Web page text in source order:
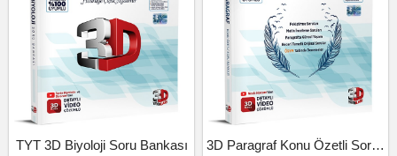
TYT 3D Biyoloji Soru Bankası 3D Paragraf Konu Özetli Soru Bankası